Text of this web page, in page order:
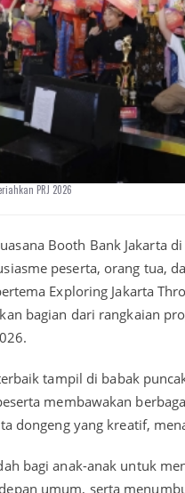
PRJ 2026
Booth Bank Jakarta
peserta, orang tua,
Exploring Jakarta
bagian dari rangkaian
tampil di babak
membawakan
dongeng yang kreatif,
bagi anak-anak untuk
umum, serta